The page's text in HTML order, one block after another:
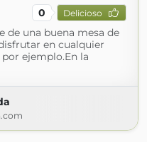
0 Delicioso
de una buena mesa de
en cualquier
ejemplo.En la